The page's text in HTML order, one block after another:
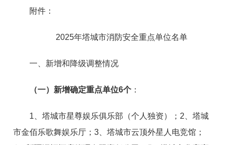
附件：
2025年塔城市消防安全重点单位名单
一、新增和降级调整情况
（一）新增确定重点单位6个 ：
1、塔城市星尊娱乐俱乐部（个人独资）；2、塔城
市金佰乐歌舞娱乐厅；3、塔城市云顶外星人电竞馆；